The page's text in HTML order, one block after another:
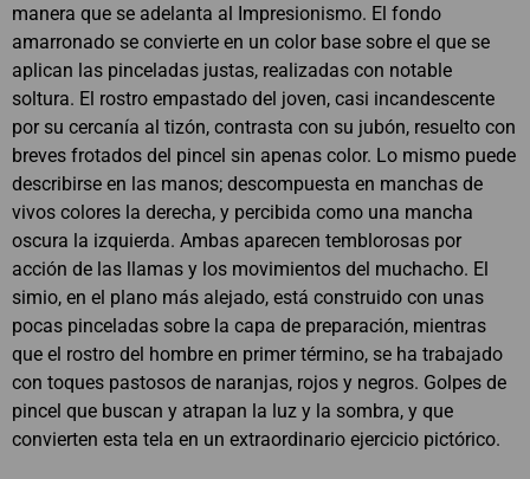
manera que se adelanta al Impresionismo. El fondo
amarronado se convierte en un color base sobre el que se
aplican las pinceladas justas, realizadas con notable
soltura. El rostro empastado del joven, casi incandescente
por su cercanía al tizón, contrasta con su jubón, resuelto con
breves frotados del pincel sin apenas color. Lo mismo puede
describirse en las manos; descompuesta en manchas de
vivos colores la derecha, y percibida como una mancha
oscura la izquierda. Ambas aparecen temblorosas por
acción de las llamas y los movimientos del muchacho. El
simio, en el plano más alejado, está construido con unas
pocas pinceladas sobre la capa de preparación, mientras
que el rostro del hombre en primer término, se ha trabajado
con toques pastosos de naranjas, rojos y negros. Golpes de
pincel que buscan y atrapan la luz y la sombra, y que
convierten esta tela en un extraordinario ejercicio pictórico.